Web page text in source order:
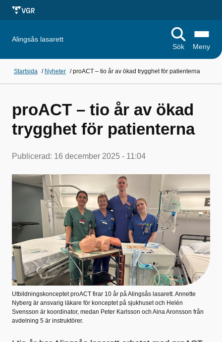
Alingsås lasarett
Sök
Meny
Startsida / Nyheter /proACT – tio år av ökad trygghet för patienterna
proACT – tio år av ökad
trygghet för patienterna
Publicerad: 16 december 2025 - 11:04
Utbildningskonceptet proACT firar 10 år på Alingsås lasarett. Annette
Nyberg är ansvarig läkare för konceptet på sjukhuset och Helén
Svensson är koordinator, medan Peter Karlsson och Aina Aronsson från
avdelning 5 är instruktörer.